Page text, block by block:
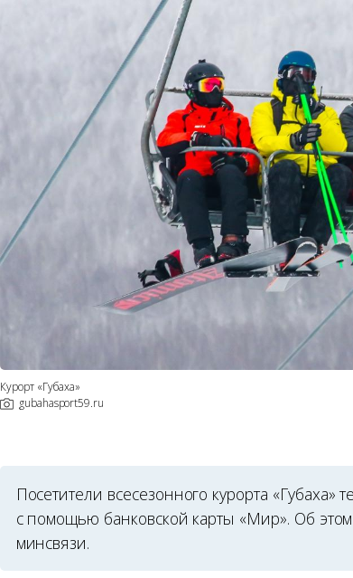
Курорт «Губаха»
gubahasport59.ru
Посетители всесезонного курорта
с помощью банковской карты «Мир». Об
минсвязи.